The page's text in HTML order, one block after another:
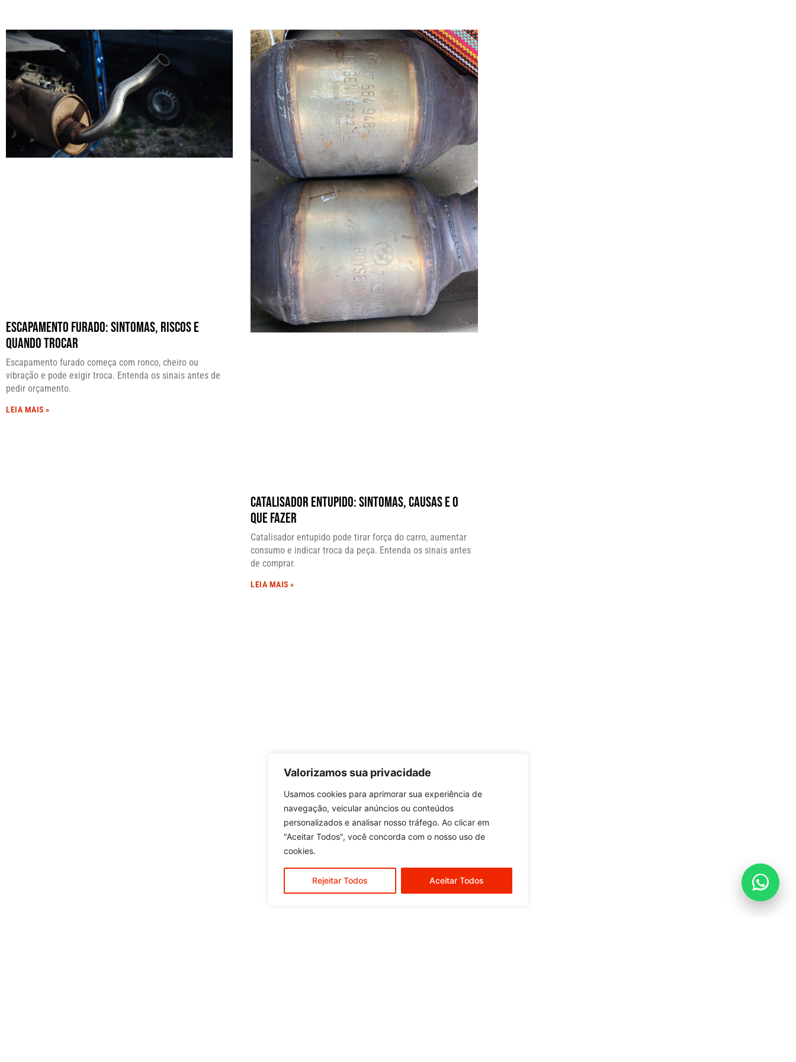
Valorizamos sua privacidade
Usamos cookies para aprimorar sua experiência de
navegação, veicular anúncios ou conteúdos
personalizados e analisar nosso tráfego. Ao clicar em
"Aceitar Todos", você concorda com o nosso uso de
cookies.
Rejeitar Todos Aceitar Todos
Escapamento Furado: Sintomas, Riscos e
Quando Trocar
Escapamento furado começa com ronco, cheiro ou
vibração e pode exigir troca. Entenda os sinais antes de
pedir orçamento.
LEIA MAIS »
Catalisador Entupido: Sintomas, Causas e o
Que Fazer
Catalisador entupido pode tirar força do carro, aumentar
consumo e indicar troca da peça. Entenda os sinais antes
de comprar.
LEIA MAIS »